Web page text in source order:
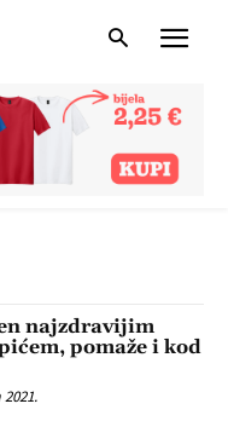
najzdravijim
pomaže i kod